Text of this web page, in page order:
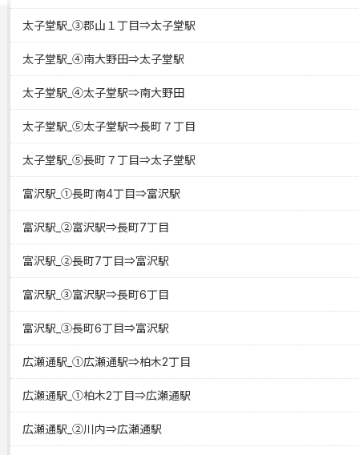
太子堂駅_③郡山１丁目⇒太子堂駅
太子堂駅_④南大野田⇒太子堂駅
太子堂駅_④太子堂駅⇒南大野田
太子堂駅_⑤太子堂駅⇒長町７丁目
太子堂駅_⑤長町７丁目⇒太子堂駅
富沢駅_①長町南4丁目⇒富沢駅
富沢駅_②富沢駅⇒長町7丁目
富沢駅_②長町7丁目⇒富沢駅
富沢駅_③富沢駅⇒長町6丁目
富沢駅_③長町6丁目⇒富沢駅
広瀬通駅_①広瀬通駅⇒柏木2丁目
広瀬通駅_①柏木2丁目⇒広瀬通駅
広瀬通駅_②川内⇒広瀬通駅